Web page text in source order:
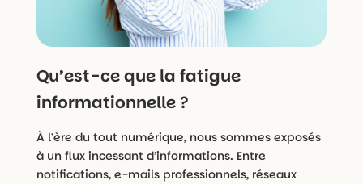
Qu’est-ce que la fatigue
informationnelle ?
À l’ère du tout numérique, nous sommes exposés
à un flux incessant d’informations. Entre
notifications, e-mails professionnels, réseaux